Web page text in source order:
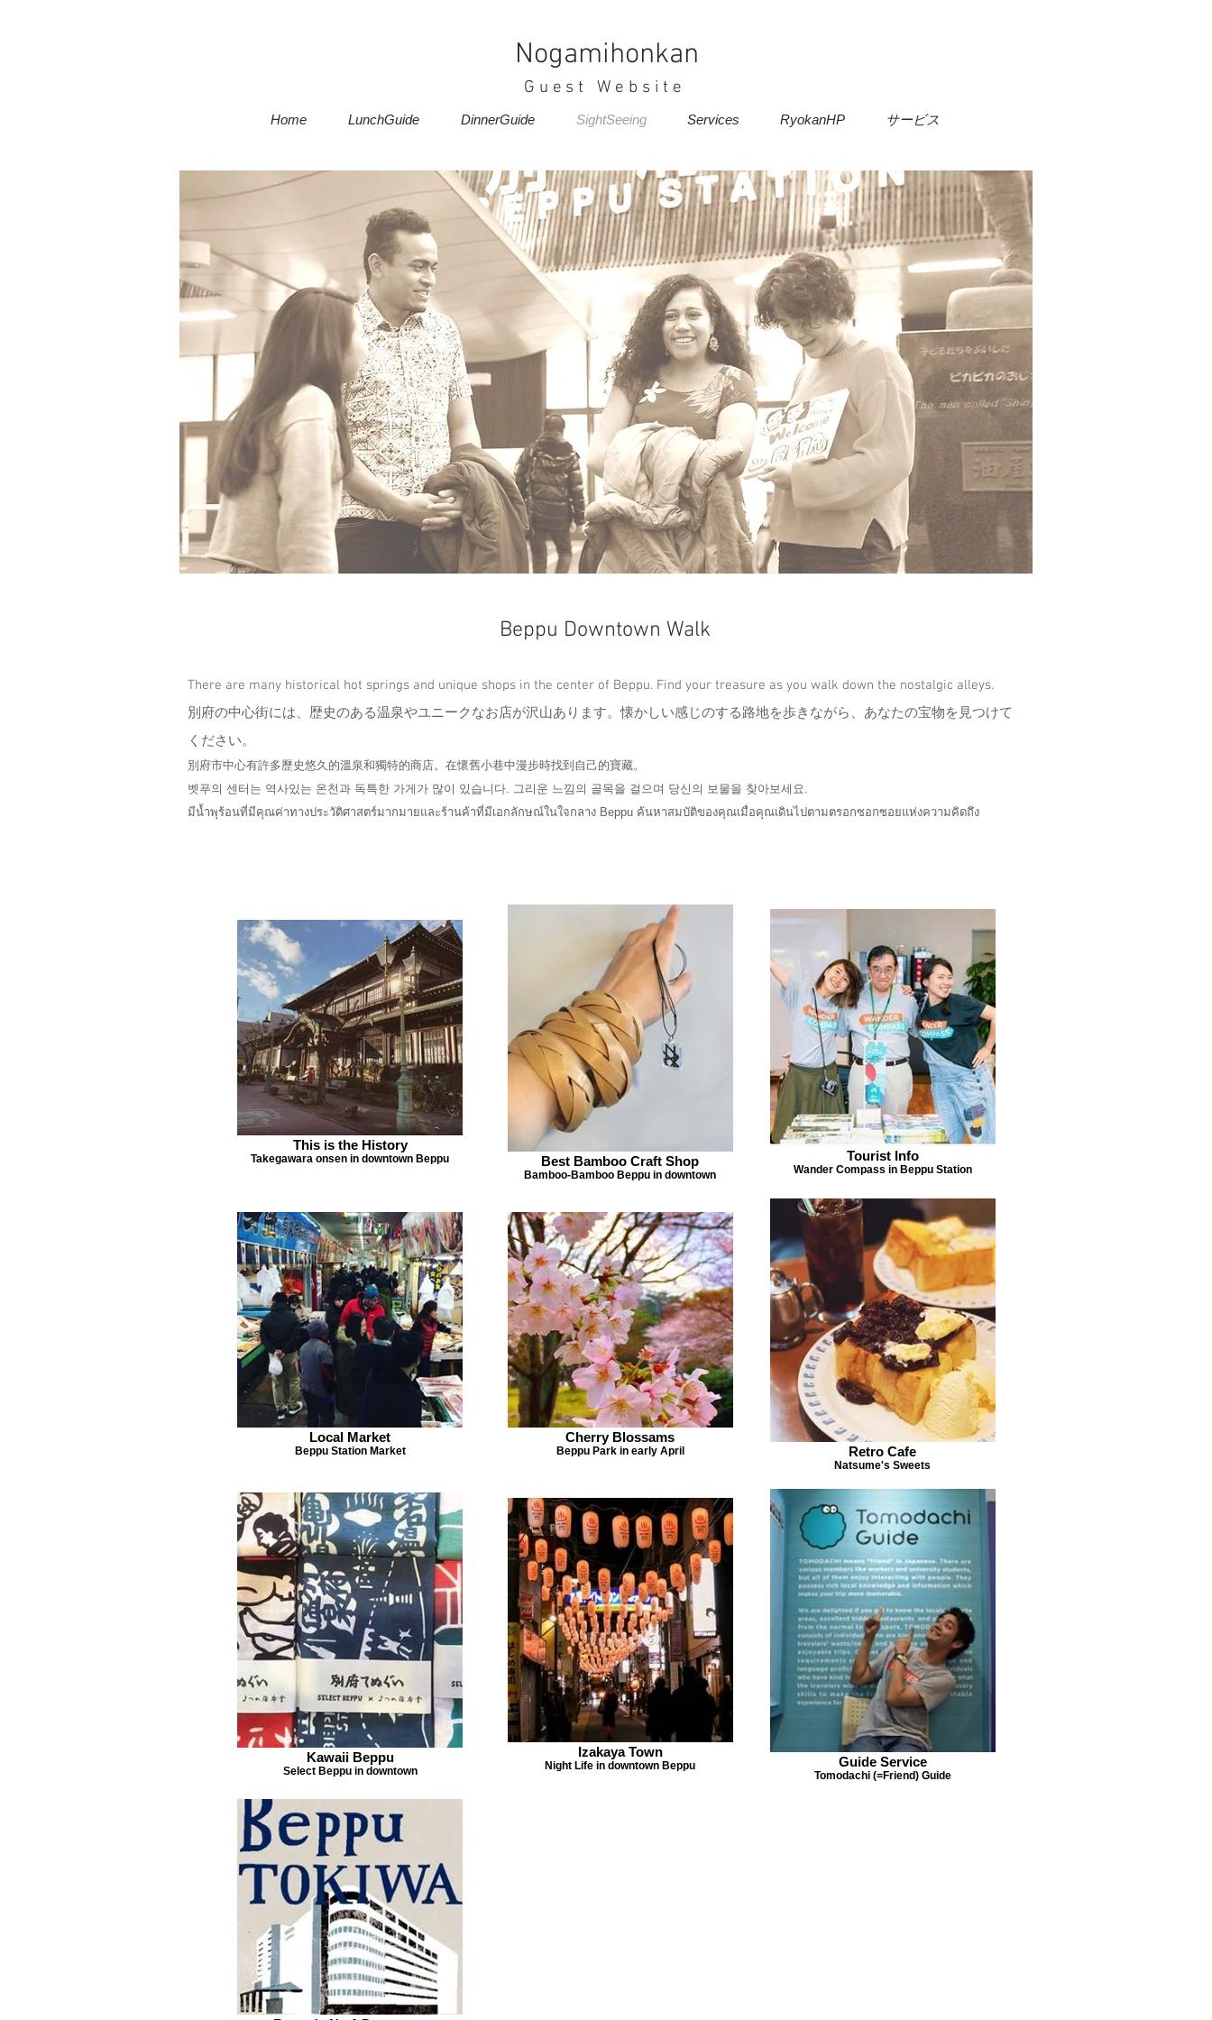
Nogamihonkan
Guest Website
Home LunchGuide DinnerGuide SightSeeing Services RyokanHP サービス
Beppu Downtown Walk
There are many historical hot springs and unique shops in the center of Beppu. Find your treasure as you walk down the nostalgic alleys.
別府の中心街には、歴史のある温泉やユニークなお店が沢山あります。懐かしい感じのする路地を歩きながら、あなたの宝物を見つけて
ください。
別府市中心有許多歷史悠久的溫泉和獨特的商店。在懷舊小巷中漫步時找到自己的寶藏。
벳푸의 센터는 역사있는 온천과 독특한 가게가 많이 있습니다. 그리운 느낌의 골목을 걸으며 당신의 보물을 찾아보세요.
มีน้ำพุร้อนที่มีคุณค่าทางประวัติศาสตร์มากมายและร้านค้าที่มีเอกลักษณ์ในใจกลาง Beppu ค้นหาสมบัติของคุณเมื่อคุณเดินไปตามตรอกซอกซอยแห่งความคิดถึง
This is the History
Takegawara onsen in downtown Beppu Best Bamboo Craft Shop
Bamboo-Bamboo Beppu in downtown
Tourist Info
Wander Compass in Beppu Station
Local Market
Beppu Station Market
Cherry Blossams
Beppu Park in early April Retro Cafe
Natsume's Sweets
Kawaii Beppu
Select Beppu in downtown
Izakaya Town
Night Life in downtown Beppu Guide Service
Tomodachi (=Friend) Guide